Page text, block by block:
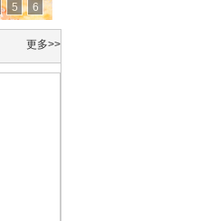
5 6
更多>>